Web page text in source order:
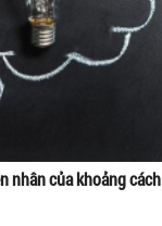
nhân của khoảng cách